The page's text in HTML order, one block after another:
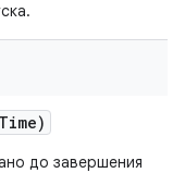
Time)
до завершения